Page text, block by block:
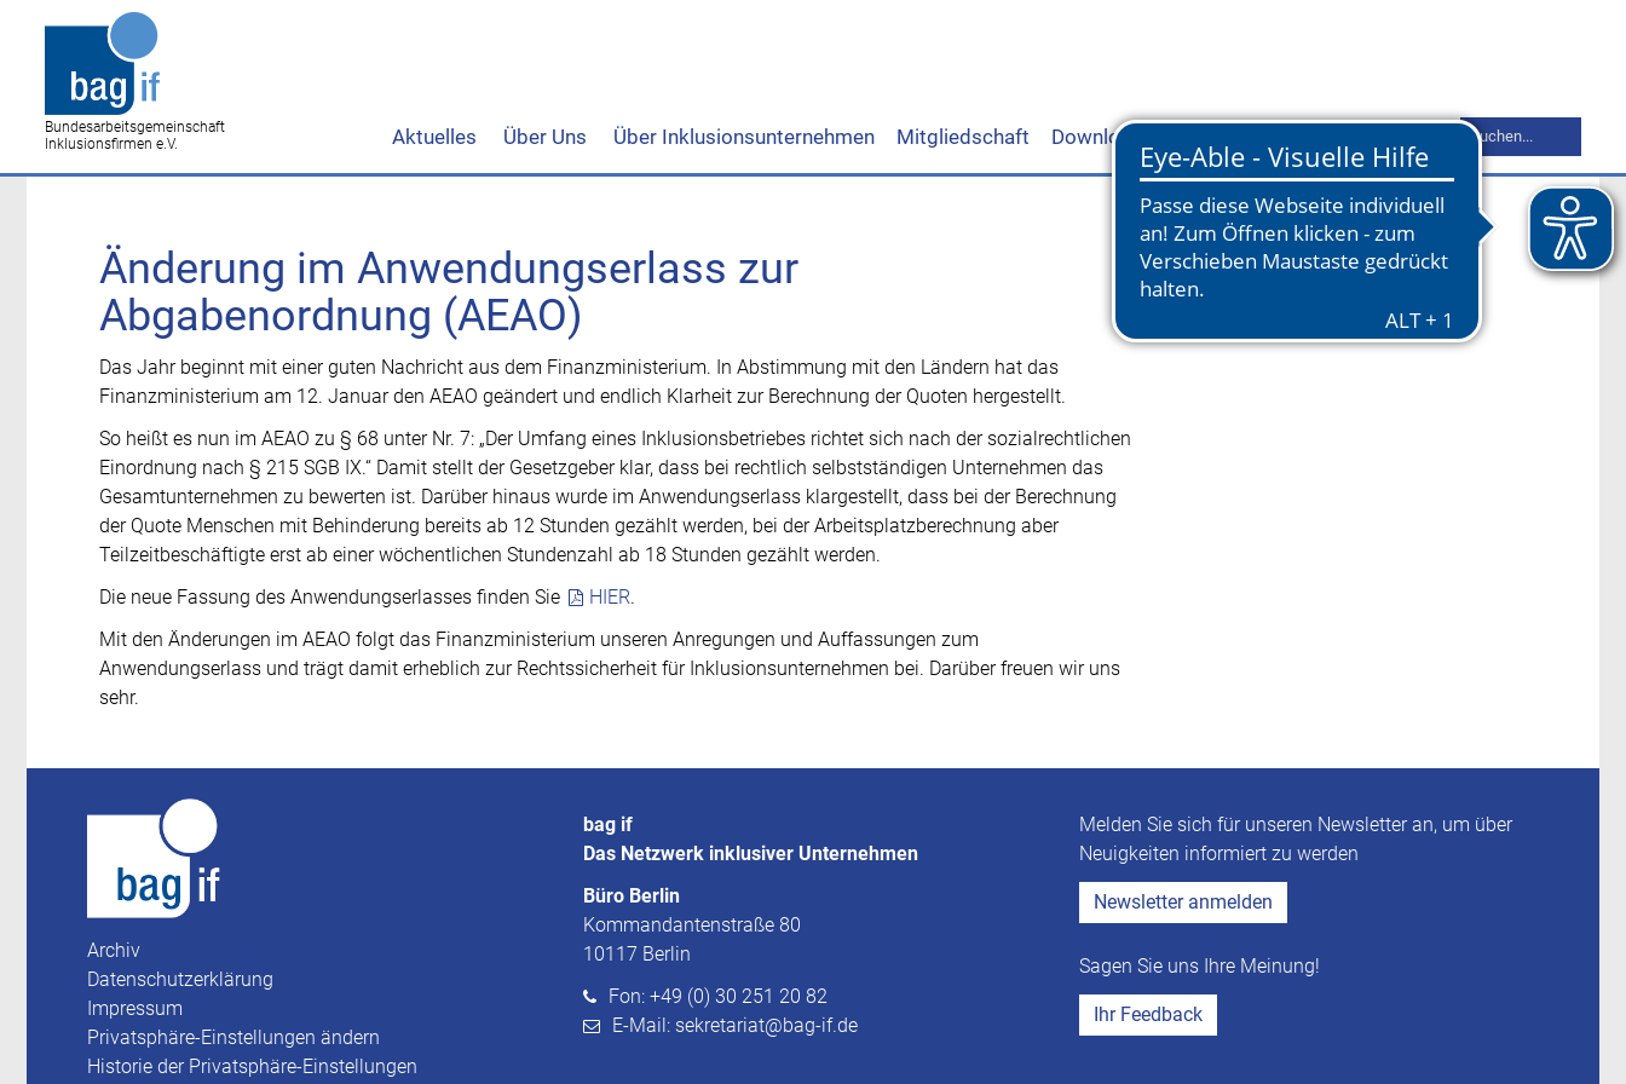
Bundesarbeitsgemeinschaft
Inklusionsfirmen e.V.
Aktuelles Über Uns Über Inklusionsunternehmen Mitgliedschaft Downloads
Suchbegriff
Änderung im Anwendungserlass zur
Abgabenordnung (AEAO)
Das Jahr beginnt mit einer guten Nachricht aus dem Finanzministerium. In Abstimmung mit den Ländern hat das
Finanzministerium am 12. Januar den AEAO geändert und endlich Klarheit zur Berechnung der Quoten hergestellt.
So heißt es nun im AEAO zu § 68 unter Nr. 7: „Der Umfang eines Inklusionsbetriebes richtet sich nach der sozialrechtlichen
Einordnung nach § 215 SGB IX.“ Damit stellt der Gesetzgeber klar, dass bei rechtlich selbstständigen Unternehmen das
Gesamtunternehmen zu bewerten ist. Darüber hinaus wurde im Anwendungserlass klargestellt, dass bei der Berechnung
der Quote Menschen mit Behinderung bereits ab 12 Stunden gezählt werden, bei der Arbeitsplatzberechnung aber
Teilzeitbeschäftigte erst ab einer wöchentlichen Stundenzahl ab 18 Stunden gezählt werden.
Die neue Fassung des Anwendungserlasses finden Sie
HIER.
Mit den Änderungen im AEAO folgt das Finanzministerium unseren Anregungen und Auffassungen zum
Anwendungserlass und trägt damit erheblich zur Rechtssicherheit für Inklusionsunternehmen bei. Darüber freuen wir uns
sehr.
Archiv
Datenschutzerklärung
Impressum
Privatsphäre-Einstellungen ändern
Historie der Privatsphäre-Einstellungen
bag if
Das Netzwerk inklusiver Unternehmen
Büro Berlin
Kommandantenstraße 80
10117 Berlin
Fon: +49 (0) 30 251 20 82
E-Mail: sekretariat@bag-if.de
Melden Sie sich für unseren Newsletter an, um über
Neuigkeiten informiert zu werden
Newsletter anmelden
Sagen Sie uns Ihre Meinung!
Ihr Feedback